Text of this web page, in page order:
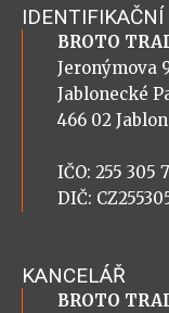
BROTO
Jeronýmova
Jablonecké
466 02
IČO: 255 305
DIČ:
KANCELÁŘ
BROTO